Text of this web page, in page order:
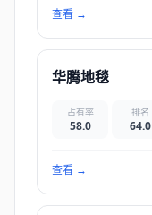
查看 →
华腾地毯
占有率
58.0
排名
64.0
查看 →